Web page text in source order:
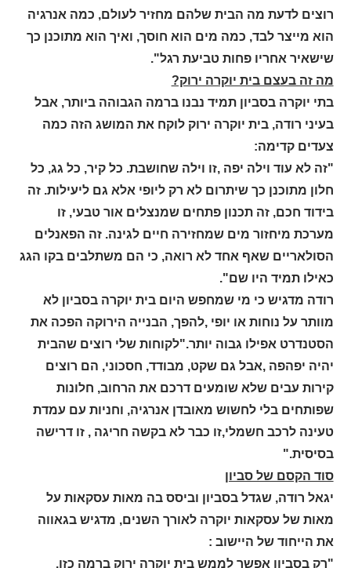
רוצים לדעת מה הבית שלהם מחזיר לעולם, כמה אנרגיה
הוא מייצר לבד, כמה מים הוא חוסך, ואיך הוא מתוכנן כך
שישאיר אחריו פחות טביעת רגל".
מה זה בעצם בית יוקרה ירוק?
בתי יוקרה בסביון תמיד נבנו ברמה הגבוהה ביותר, אבל
בעיני רודה, בית יוקרה ירוק לוקח את המושג הזה כמה
צעדים קדימה:
"זה לא עוד וילה יפה ,זו וילה שחושבת. כל קיר, כל גג, כל
חלון מתוכנן כך שיתרום לא רק ליופי אלא גם ליעילות. זה
בידוד חכם, זה תכנון פתחים שמנצלים אור טבעי, זו
מערכת מיחזור מים שמחזירה חיים לגינה. זה הפאנלים
הסולאריים שאף אחד לא רואה, כי הם משתלבים בקו הגג
כאילו תמיד היו שם".
רודה מדגיש כי מי שמחפש היום בית יוקרה בסביון לא
מוותר על נוחות או יופי ,להפך, הבנייה הירוקה הפכה את
הסטנדרט אפילו גבוה יותר."לקוחות שלי רוצים שהבית
יהיה יפהפה ,אבל גם שקט, מבודד, חסכוני, הם רוצים
קירות עבים שלא שומעים דרכם את הרחוב, חלונות
שפותחים בלי לחשוש מאובדן אנרגיה, וחניות עם עמדת
טעינה לרכב חשמלי,זו כבר לא בקשה חריגה , זו דרישה
בסיסית."
סוד הקסם של סביון
יגאל רודה, שגדל בסביון וביסס בה מאות עסקאות על
מאות של עסקאות יוקרה לאורך השנים, מדגיש בגאווה
את הייחוד של היישוב :
"רק בסביון אפשר לממש בית יוקרה ירוק ברמה כזו.